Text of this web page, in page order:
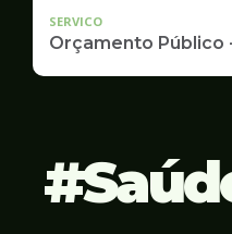
SERVICO
Orçamento Público